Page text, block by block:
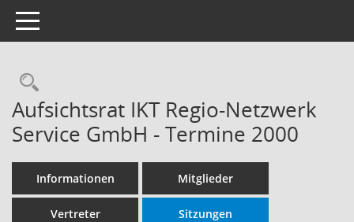
Toggle navigation
Rechercheauswahl
Aufsichtsrat IKT Regio-Netzwerk
Service GmbH - Termine 2000
Informationen Mitglieder
Vertreter Sitzungen